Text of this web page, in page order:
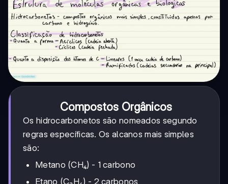
Compostos Orgânicos
Os hidrocarbonetos são nomeados segundo
regras específicas. Os alcanos mais simples
são:
Metano (CH₄) - 1 carbono
Etano (C₂H₆) - 2 carbonos